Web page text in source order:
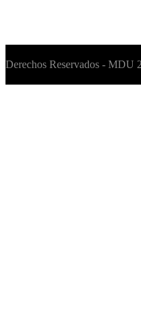
Derechos Reservados - MDU